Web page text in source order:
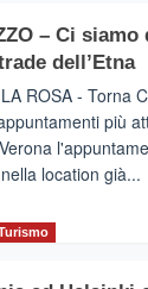
BOOK
&
– Ci
dell’Etna
ROSA - Torna
più
location già...